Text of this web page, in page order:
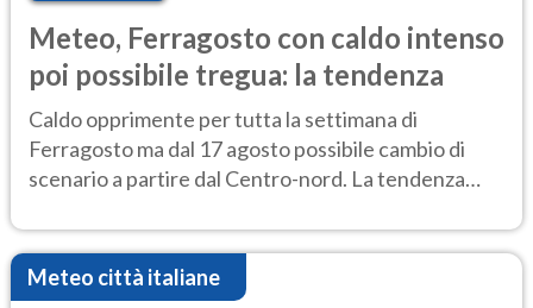
Meteo, Ferragosto con caldo intenso
poi possibile tregua: la tendenza
Caldo opprimente per tutta la settimana di
Ferragosto ma dal 17 agosto possibile cambio di
scenario a partire dal Centro-nord. La tendenza
Meteo città italiane